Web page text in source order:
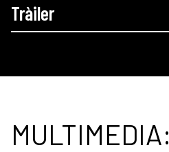
Tràiler
MULTIMEDIA: